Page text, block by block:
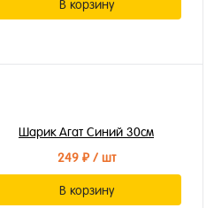
В корзину
Шарик Агат Синий 30см
249 ₽/ шт
В корзину